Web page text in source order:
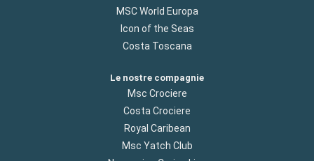
MSC World Europa
Icon of the Seas
Costa Toscana
Le nostre compagnie
Msc Crociere
Costa Crociere
Royal Caribean
Msc Yatch Club